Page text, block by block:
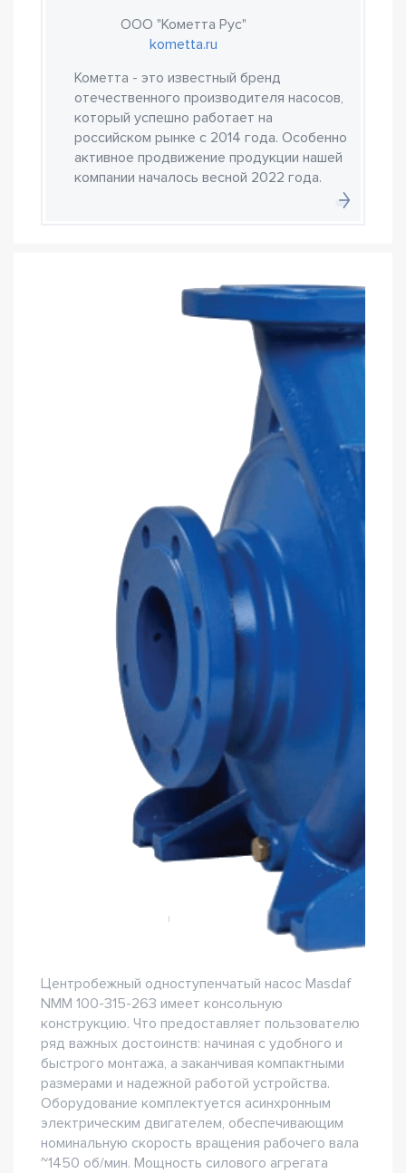
ООО "Кометта Рус"
kometta.ru
Кометта - это известный бренд
отечественного производителя насосов,
который успешно работает на
российском рынке с 2014 года. Особенно
активное продвижение продукции нашей
компании началось весной 2022 года.
Центробежный одноступенчатый насос Masdaf
NMM 100-315-263 имеет консольную
конструкцию. Что предоставляет пользователю
ряд важных достоинств: начиная с удобного и
быстрого монтажа, а заканчивая компактными
размерами и надежной работой устройства.
Оборудование комплектуется асинхронным
электрическим двигателем, обеспечивающим
номинальную скорость вращения рабочего вала
~1450 об/мин. Мощность силового агрегата